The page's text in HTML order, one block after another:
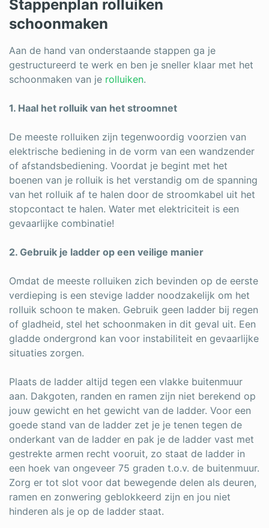
Stappenplan rolluiken
schoonmaken
Aan de hand van onderstaande stappen ga je
gestructureerd te werk en ben je sneller klaar met het
schoonmaken van je rolluiken.
1. Haal het rolluik van het stroomnet
De meeste rolluiken zijn tegenwoordig voorzien van
elektrische bediening in de vorm van een wandzender
of afstandsbediening. Voordat je begint met het
boenen van je rolluik is het verstandig om de spanning
van het rolluik af te halen door de stroomkabel uit het
stopcontact te halen. Water met elektriciteit is een
gevaarlijke combinatie!
2. Gebruik je ladder op een veilige manier
Omdat de meeste rolluiken zich bevinden op de eerste
verdieping is een stevige ladder noodzakelijk om het
rolluik schoon te maken. Gebruik geen ladder bij regen
of gladheid, stel het schoonmaken in dit geval uit. Een
gladde ondergrond kan voor instabiliteit en gevaarlijke
situaties zorgen.
Plaats de ladder altijd tegen een vlakke buitenmuur
aan. Dakgoten, randen en ramen zijn niet berekend op
jouw gewicht en het gewicht van de ladder. Voor een
goede stand van de ladder zet je je tenen tegen de
onderkant van de ladder en pak je de ladder vast met
gestrekte armen recht vooruit, zo staat de ladder in
een hoek van ongeveer 75 graden t.o.v. de buitenmuur.
Zorg er tot slot voor dat bewegende delen als deuren,
ramen en zonwering geblokkeerd zijn en jou niet
hinderen als je op de ladder staat.